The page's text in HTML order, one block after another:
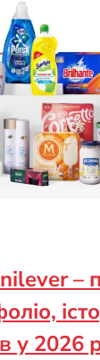
–
у 2026